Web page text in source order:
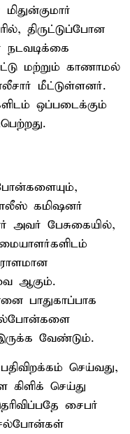
திருட்டுப்போன
மற்றும் காணாமல்
மீட்டுள்ளனர்.
ஒப்படைக்கும்
கமிஷனர்
அவர் பேசுகையில்,
ஆகும்.
பாதுகாப்பாக
வேண்டும்.
செய்வது,
கிளிக் செய்து
சைபர்